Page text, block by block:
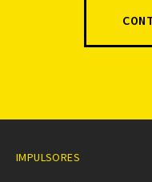
IMPULSORES